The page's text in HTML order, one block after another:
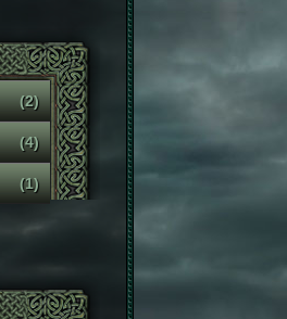
(2)
(4)
(1)